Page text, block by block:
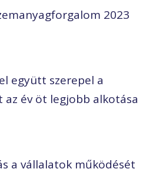
2023
együtt szerepel a
az év öt legjobb alkotása
a vállalatok működését